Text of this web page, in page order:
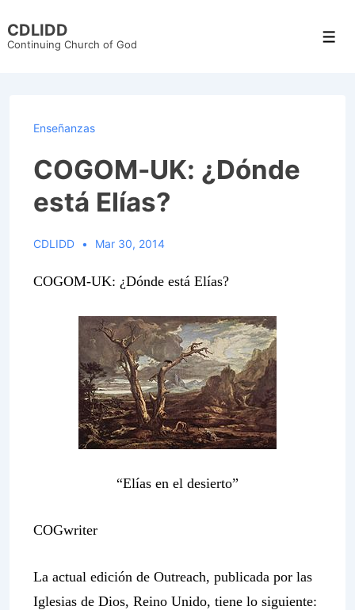
Skip
CDLIDD
Continuing Church of God
Enseñanzas
COGOM-UK: ¿Dónde
está Elías?
CDLIDD Mar 30, 2014
COGOM-UK: ¿Dónde está Elías?
“Elías en el desierto”
COGwriter
La actual edición de Outreach, publicada por las
Iglesias de Dios, Reino Unido, tiene lo siguiente: